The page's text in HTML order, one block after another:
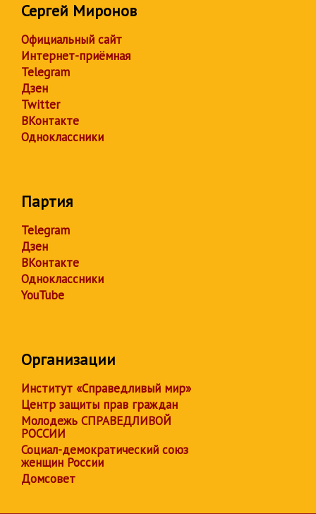
Сергей Миронов
Официальный сайт
Интернет-приёмная
Telegram
Дзен
Twitter
ВКонтакте
Одноклассники
Партия
Telegram
Дзен
ВКонтакте
Одноклассники
YouTube
Организации
Институт «Справедливый мир»
Центр защиты прав граждан
Молодежь СПРАВЕДЛИВОЙ
РОССИИ
Социал-демократический союз
женщин России
Домсовет